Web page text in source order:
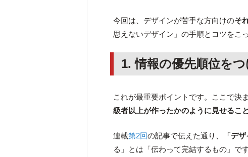
今回は、デザインが苦手な方向けのそ
思えないデザイン」の手順とコツをこ
1.情報の優先順位をつ
これが最重要ポイントです。ここで決
級者以上が作ったかのように見せるこ
連載第2回の記事で伝えた通り、 「デ
る」とは「伝わって完結するもの」で